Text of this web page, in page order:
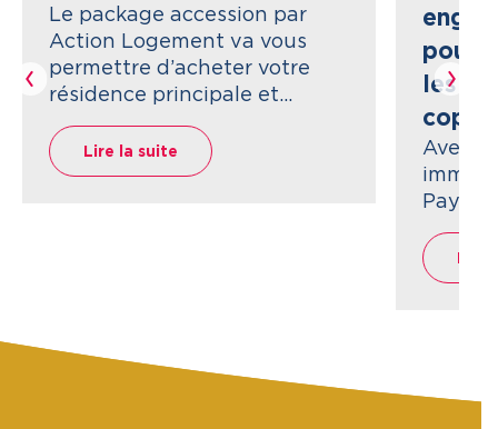
Le package accession par
Action Logement va vous
permettre d’acheter votre
résidence principale et...
Lire la suite
pour
les
Avec
Pays
Lire